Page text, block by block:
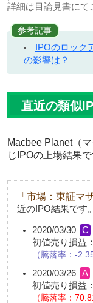
詳細は目論見書にて
参考記事
IPOのロック
の影響は？
直近の類似
Macbee Planet（
じIPOの上場結果で
「市場：東証マ
近のIPO結果です。
2020/03/30
初値売り損益：
騰落率：-
2020/03/26
初値売り損益：
騰落率：